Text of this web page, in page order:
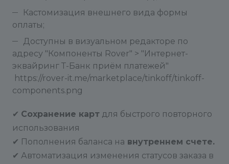
Кастомизация внешнего вида формы
оплаты;
Доступны в визуальном редакторе по
адресу "Компоненты Rover" > "Интернет-
эквайринг Т-Банк приём платежей"
https://rover-it.me/marketplace/tinkoff/tinkoff-
components.png
✔ Сохранение карт для быстрого повторного
использования
✔ Пополнения баланса на внутреннем счете.
✔ Автоматизация изменения статусов заказа в